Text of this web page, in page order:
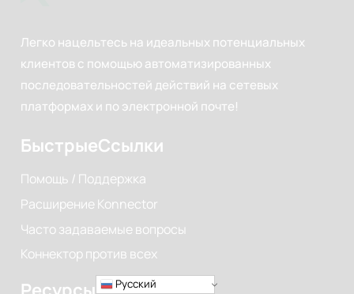
Легко нацельтесь на идеальных потенциальных
клиентов с помощью автоматизированных
последовательностей действий на сетевых
платформах и по электронной почте!
БыстрыеСсылки
Помощь / Поддержка
Расширение Konnector
Часто задаваемые вопросы
Коннектор против всех
Русский